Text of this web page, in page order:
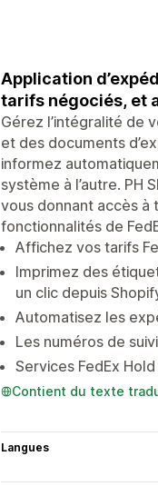
Application
tarifs négociés, et
Gérez l’intégralité de
et des documents
informez
système à l’autre. PH
vous donnant accès à
fonctionnalités de
Affichez vos tarifs
Imprimez des
un clic depuis
Automatisez les
Les numéros de
Services FedEx
Contient du texte
Langues